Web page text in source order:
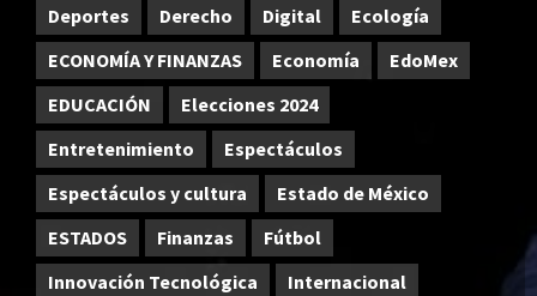
Deportes
Derecho Digital
Ecología
ECONOMÍA Y FINANZAS
Economía
EdoMex
EDUCACIÓN
Elecciones 2024
Entretenimiento
Espectáculos
Espectáculos y cultura
Estado de México
ESTADOS
Finanzas
Fútbol
Innovación Tecnológica
Internacional